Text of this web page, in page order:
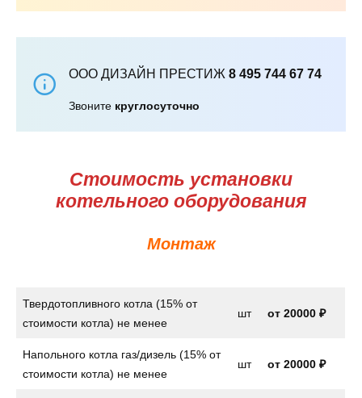
ООО ДИЗАЙН ПРЕСТИЖ 8 495 744 67 74
Звоните круглосуточно
Стоимость установки
котельного оборудования
Монтаж
Твердотопливного котла (15% от
стоимости котла) не менее
шт от 20000 ₽
Напольного котла газ/дизель (15% от
стоимости котла) не менее
шт от 20000 ₽